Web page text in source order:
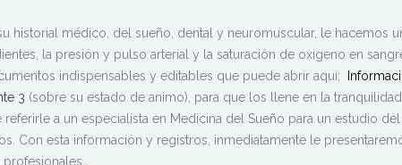
historial médico, del sueño, dental y neuromuscular, le hacemos
la presión y pulso arterial y la saturación de oxigeno en
indispensables y editables que puede abrir aquí;
3 (sobre su estado de animo), para que los llene en la
a un especialista en Medicina del Sueño para un estudio
Con esta información y registros, inmediatamente le